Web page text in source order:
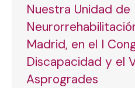
Nuestra Unidad de
Madrid, en el I
Discapacidad y el
Asprogrades